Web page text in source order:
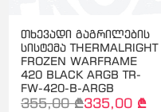
თხევადი გაგრილების
სისტემა THERMALRIGHT
FROZEN WARFRAME
420 BLACK ARGB TR-
FW-420-B-ARGB
355,00 ₾335,00 ₾